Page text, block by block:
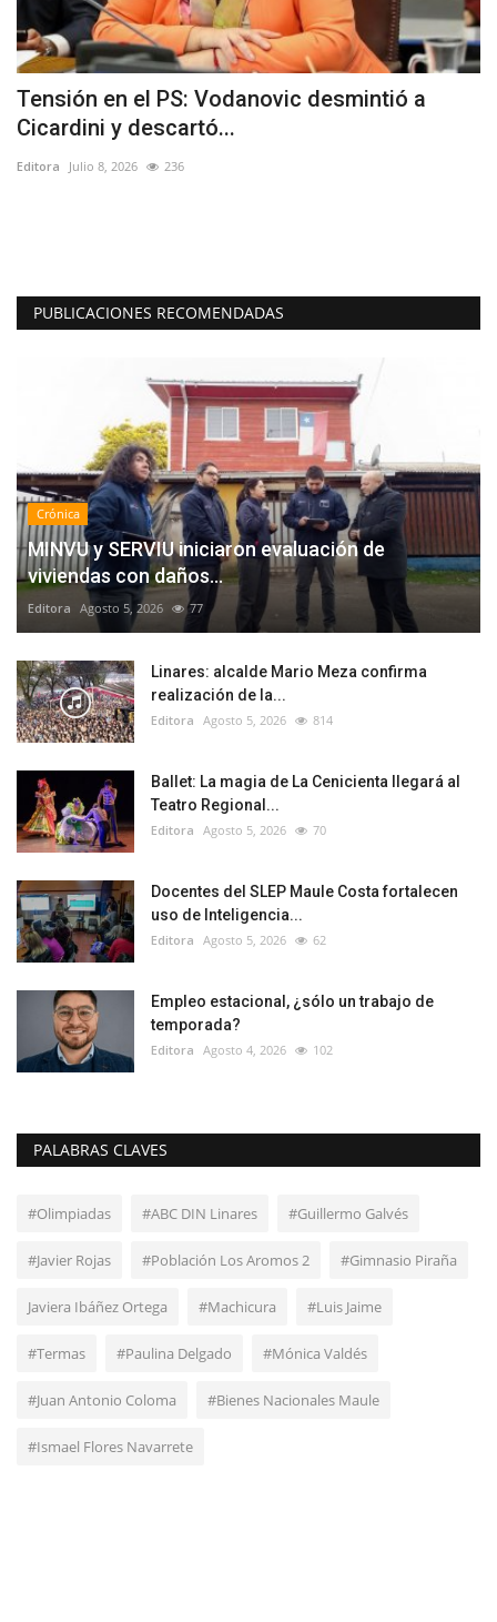
Tensión en el PS: Vodanovic desmintió a
Cicardini y descartó...
Editora Julio 8, 2026 236
PUBLICACIONES RECOMENDADAS
Crónica
MINVU y SERVIU iniciaron evaluación de
viviendas con daños...
Editora Agosto 5, 2026 77
Linares: alcalde Mario Meza confirma
realización de la...
Editora Agosto 5, 2026 814
Ballet: La magia de La Cenicienta llegará al
Teatro Regional...
Editora Agosto 5, 2026 70
Docentes del SLEP Maule Costa fortalecen
uso de Inteligencia...
Editora Agosto 5, 2026 62
Empleo estacional, ¿sólo un trabajo de
temporada?
Editora Agosto 4, 2026 102
PALABRAS CLAVES
#Olimpiadas #ABC DIN Linares #Guillermo Galvés
#Javier Rojas #Población Los Aromos 2 #Gimnasio Piraña
Javiera Ibáñez Ortega #Machicura #Luis Jaime
#Termas #Paulina Delgado #Mónica Valdés
#Juan Antonio Coloma #Bienes Nacionales Maule
#Ismael Flores Navarrete